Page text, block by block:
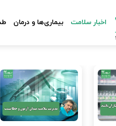
اخبار سلامت بیماری‌ها و درمان